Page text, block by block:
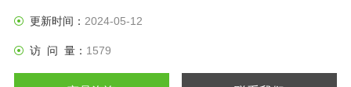
更新时间： 2024-05-12
访 问 量： 1579